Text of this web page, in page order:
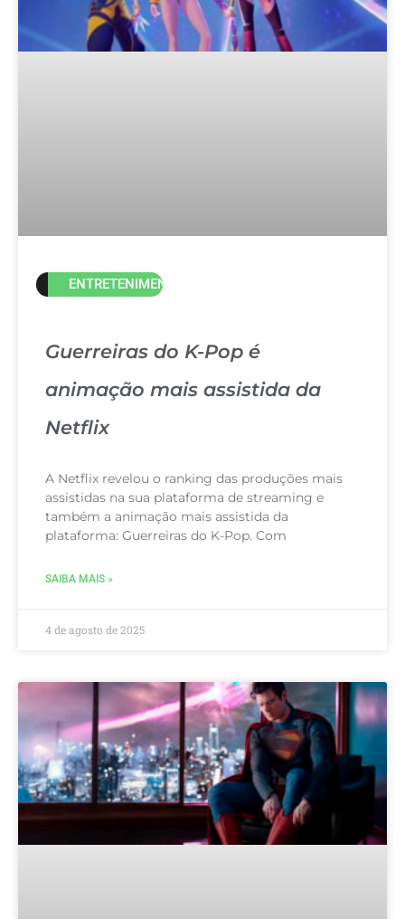
ENTRETENIMENTO
Guerreiras do K-Pop é
animação mais assistida da
Netflix
A Netflix revelou o ranking das produções mais
assistidas na sua plataforma de streaming e
também a animação mais assistida da
plataforma: Guerreiras do K-Pop. Com
SAIBA MAIS »
4 de agosto de 2025